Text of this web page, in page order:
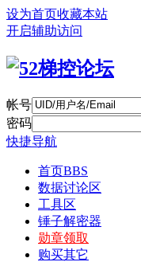
设为首页收藏本站
开启辅助访问
帐号
密码
快捷导航
首页BBS
数据讨论区
工具区
锤子解密器
勋章领取
购买其它